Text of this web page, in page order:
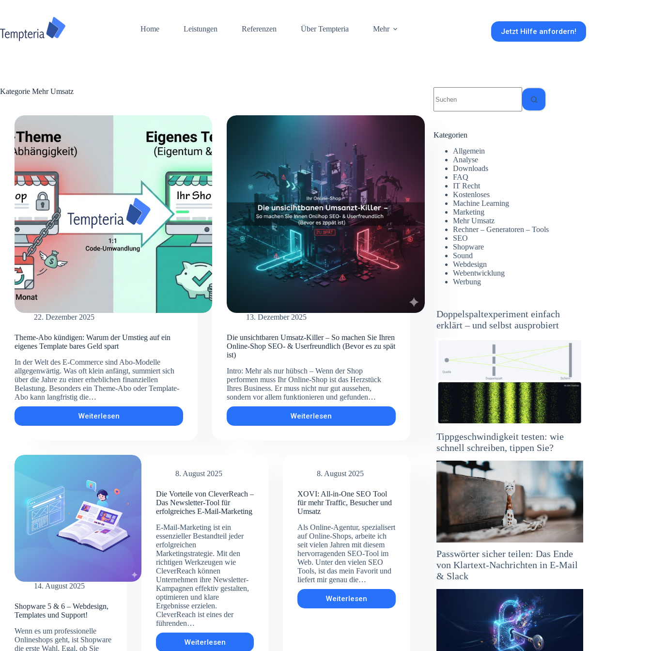
Home
Leistungen Referenzen Über Tempteria Mehr Jetzt Hilfe anfordern!
Kategorie Mehr Umsatz
22. Dezember 2025
Theme-Abo kündigen: Warum der Umstieg auf ein
eigenes Template bares Geld spart
In der Welt des E-Commerce sind Abo-Modelle
allgegenwärtig. Was oft klein anfängt, summiert sich
über die Jahre zu einer erheblichen finanziellen
Belastung. Besonders ein Theme-Abo oder Template-
Abo kann langfristig die…
Weiterlesen
Theme-
Abo
der
eigenes
Template
bares
Geld
spart
13. Dezember 2025
Die unsichtbaren Umsatz-Killer – So machen Sie Ihren
Online-Shop SEO- & Userfreundlich (Bevor es zu spät
ist)
Intro: Mehr als nur hübsch – Wenn der Shop
performen muss Ihr Online-Shop ist das Herzstück
Ihres Business. Er muss nicht nur gut aussehen,
sondern vor allem funktionieren und gefunden…
Weiterlesen
Die
unsichtbaren
machen
Ihren
Online-
Shop
SEO-
&
Userfreundlich
(Bevor
es
zu
spät
ist)
14. August 2025
Shopware 5 & 6 – Webdesign,
Templates und Support!
Wenn es um professionelle
Onlineshops geht, ist Shopware
die erste Wahl. Egal, ob Sie
8. August 2025
Die Vorteile von CleverReach –
Das Newsletter-Tool für
erfolgreiches E-Mail-Marketing
E-Mail-Marketing ist ein
essenzieller Bestandteil jeder
erfolgreichen
Marketingstrategie. Mit den
richtigen Werkzeugen wie
CleverReach können
Unternehmen ihre Newsletter-
Kampagnen effektiv gestalten,
optimieren und klare
Ergebnisse erzielen.
CleverReach ist eines der
führenden…
Weiterlesen
Die
8. August 2025
XOVI: All-in-One SEO Tool
für mehr Traffic, Besucher und
Umsatz
Als Online-Agentur, spezialisert
auf Online-Shops, arbeite ich
seit vielen Jahren mit diesem
hervorragenden SEO-Tool im
Web. Unter den vielen SEO
Tools, ist das mein Favorit und
liefert mir genau die…
Weiterlesen
XOVI:
All-
Ergebnisse
Kategorien
Allgemein
Analyse
Downloads
FAQ
IT Recht
Kostenloses
Machine Learning
Marketing
Mehr Umsatz
Rechner – Generatoren – Tools
SEO
Shopware
Sound
Webdesign
Webentwicklung
Werbung
Doppelspaltexperiment einfach
erklärt – und selbst ausprobiert
Tippgeschwindigkeit testen: wie
schnell schreiben, tippen Sie?
Passwörter sicher teilen: Das Ende
von Klartext-Nachrichten in E-Mail
& Slack